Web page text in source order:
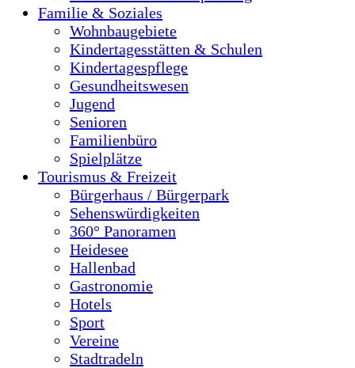
Familie & Soziales
Wohnbaugebiete
Kindertagesstätten & Schulen
Kindertagespflege
Gesundheitswesen
Jugend
Senioren
Familienbüro
Spielplätze
Tourismus & Freizeit
Bürgerhaus / Bürgerpark
Sehenswürdigkeiten
360° Panoramen
Heidesee
Hallenbad
Gastronomie
Hotels
Sport
Vereine
Stadtradeln